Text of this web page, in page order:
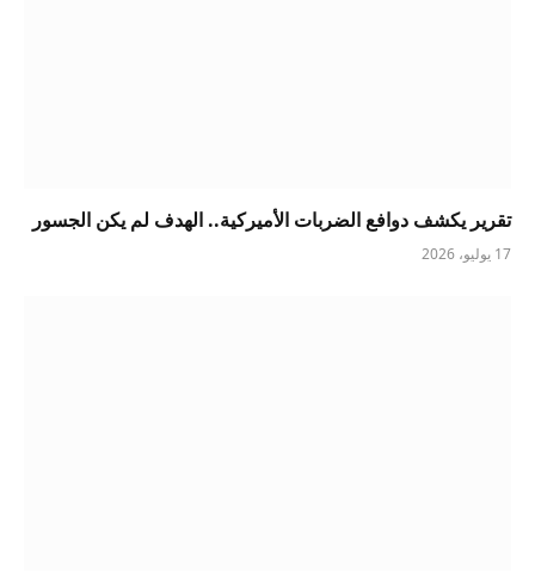
تقرير يكشف دوافع الضربات الأميركية.. الهدف لم يكن الجسور
17 يوليو، 2026